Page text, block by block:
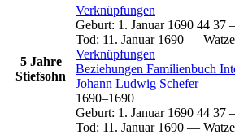
5 Jahre
Stiefsohn
Verknüpfungen
Geburt: 1. Januar 1690 44 37
Tod: 11. Januar 1690 —
Verknüpfungen
Beziehungen Familienbuch
Johann Ludwig Schefer
1690–1690
Geburt: 1. Januar 1690 44 37
Tod: 11. Januar 1690 —